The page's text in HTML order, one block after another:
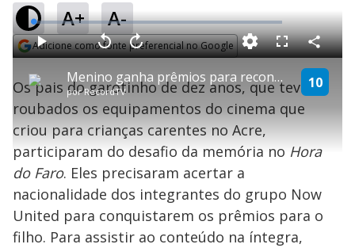
A+ A-
Adicione como fonte preferencial no Google
P
l
a
y
Menino ganha prêmios para reconstruir cinema para crianças carentes no Acre
porRecordTV
10
P V
t
a
r
0
e
g
n
d
s
A
n
ç
a
1
0
s
e
u
n
d
o
s
M
u
L
o
a
d
e
:
0
.
3
5
%
F
s
c
e
C
o
m
p
a
Os pais do garotinho de dez anos, que teve
roubados os equipamentos do cinema que
criou para crianças carentes no Acre,
participaram do desafio da memória no Hora
do Faro. Eles precisaram acertar a
nacionalidade dos integrantes do grupo Now
United para conquistarem os prêmios para o
filho. Para assistir ao conteúdo na íntegra,